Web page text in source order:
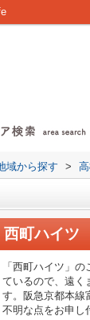
域から探す >
西町ハイツ
「西町ハイツ」
ているので、遠く
す。阪急京都本線
不明な点をお申し